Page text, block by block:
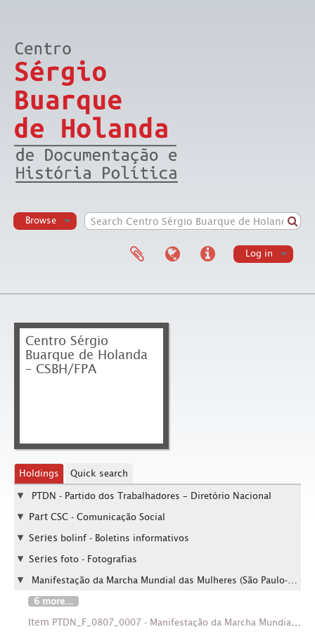
Browse
Log in
Centro Sérgio
Buarque de Holanda
– CSBH/FPA
Holdings Quick search
PTDN - Partido dos Trabalhadores – Diretório Nacional
Part CSC - Comunicação Social
Series bolinf - Boletins informativos
Series foto - Fotografias
Manifestação da Marcha Mundial das Mulheres (São Paulo-SP, 8 mar. 2003).
6 more...
Item PTDN_F_0807_0007 - Manifestação da Marcha Mundial das Mulheres (São Paulo-SP, 8 mar. 2003). / Crédito: César Ogata